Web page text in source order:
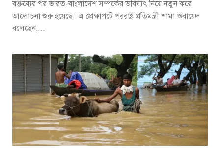
বক্তব্যের পর ভারত-বাংলাদেশ সম্পর্কের ভবিষ্যৎ নিয়ে নতুন করে
আলোচনা শুরু হয়েছে। এ প্রেক্ষাপটে পররাষ্ট্র প্রতিমন্ত্রী শামা ওবায়েদ
বলেছেন,...